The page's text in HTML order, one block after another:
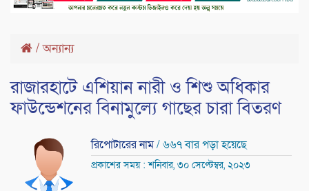
/অন্যান্য
রাজারহাটে এশিয়ান নারী ও শিশু অধিকার
ফাউন্ডেশনের বিনামুল্যে গাছের চারা বিতরণ
রিপোটারের নাম/ ৬৬৭ বার পড়া হয়েছে
প্রকাশের সময় : শনিবার, ৩০ সেপ্টেম্বর, ২০২৩